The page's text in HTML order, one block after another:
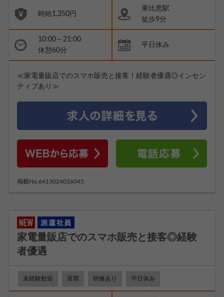
時給1,350円
東比恵駅
徒歩9分
10:00～21:00
休憩60分
平日休み
≪家電量販店でのスマホ販売と接客！経験者優遇◎インセン
ティブあり≫
掲載No.6413024026045
家電量販店でのスマホ販売と接客◎経験
者優遇
未経験歓迎 長期 研修あり 平日休み